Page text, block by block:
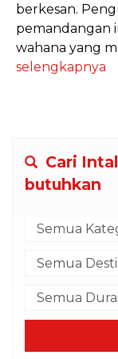
berkesan.
pemandangan
wahana yang
selengkapnya
Cari
butuhkan